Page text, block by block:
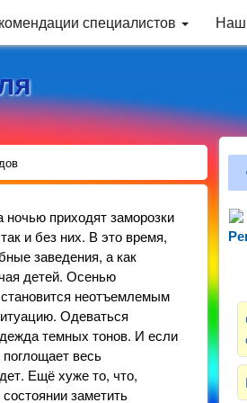
специалистов
приходят заморозки
и без них. В это время,
заведения, а как
детей. Осенью
неотъемлемым
Одеваться
темных тонов. И если
весь
Ещё хуже то, что,
заметить